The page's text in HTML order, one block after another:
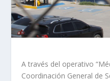
A través del operativo
Coordinación General de